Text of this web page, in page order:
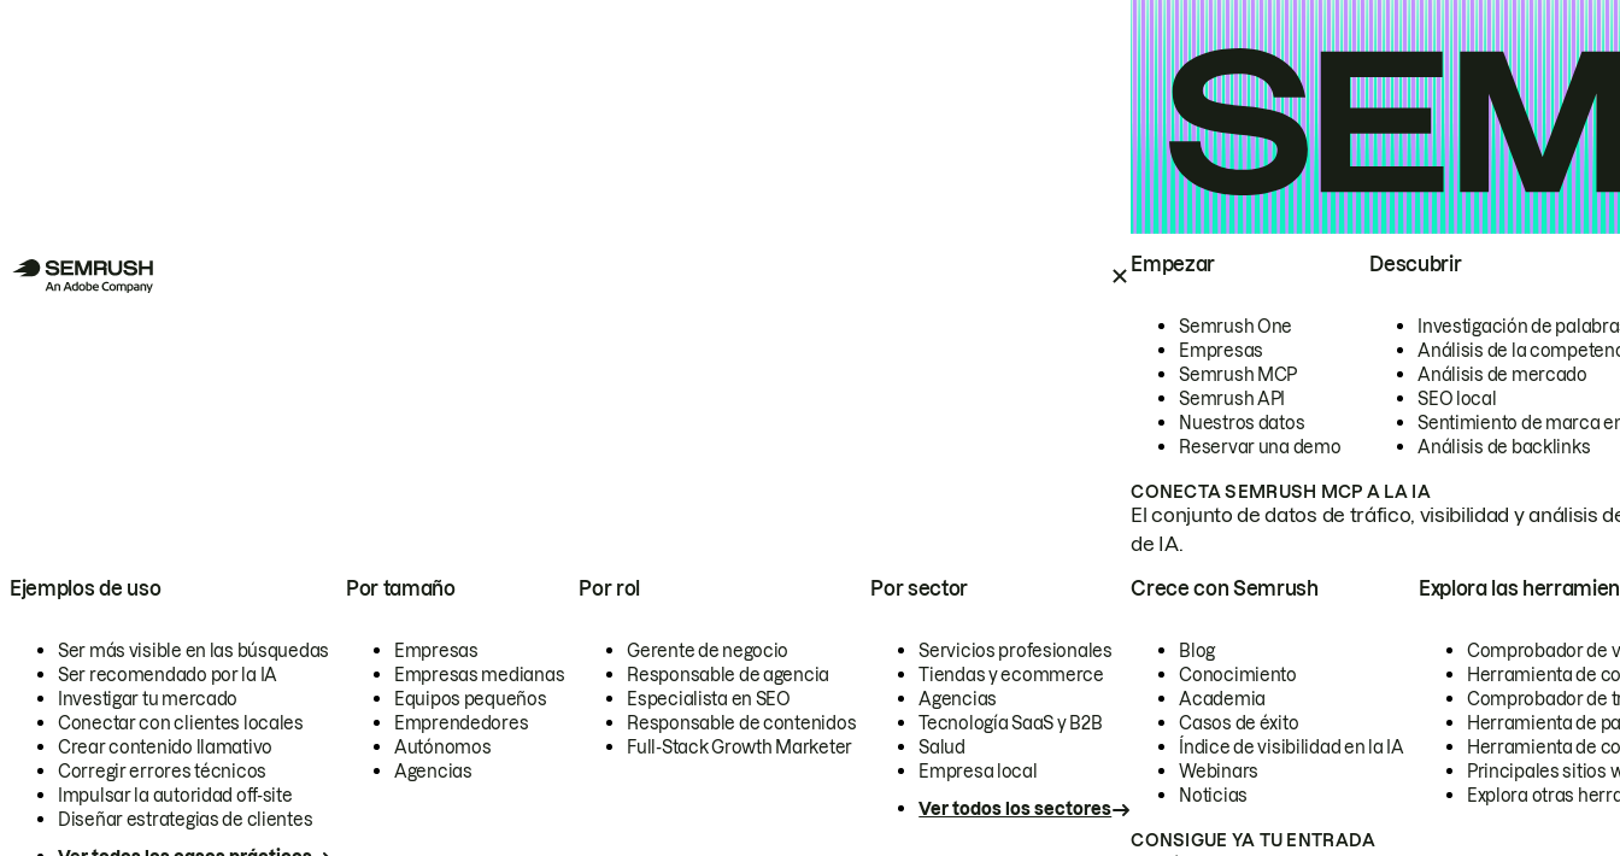
Empezar
Semrush One
Empresas
Semrush MCP
Semrush API
Nuestros datos
Reservar una demo
Descubrir
Investigación de
Análisis de la
Análisis de mercado
SEO local
Sentimiento de marca
Análisis de backlinks
CONECTA SEMRUSH MCP A LA IA
El conjunto de datos de tráfico, visibilidad y análisis
de IA.
Ejemplos de uso
Ser más visible en las búsquedas
Ser recomendado por la IA
Investigar tu mercado
Conectar con clientes locales
Crear contenido llamativo
Corregir errores técnicos
Impulsar la autoridad off-site
Diseñar estrategias de clientes
Por tamaño
Empresas
Empresas medianas
Equipos pequeños
Emprendedores
Autónomos
Agencias
Por rol
Gerente de negocio
Responsable de agencia
Especialista en SEO
Responsable de contenidos
Full-Stack Growth Marketer
Por sector
Servicios profesionales
Tiendas y ecommerce
Agencias
Tecnología SaaS y B2B
Salud
Empresa local
Ver todos los sectores
Crece con Semrush
Blog
Conocimiento
Academia
Casos de éxito
Índice de visibilidad en la IA
Webinars
Noticias
Explora las
Comprobador de
Herramienta de
Comprobador de
Herramienta de
Herramienta de
Principales sitios
Explora otras
CONSIGUE YA TU ENTRADA